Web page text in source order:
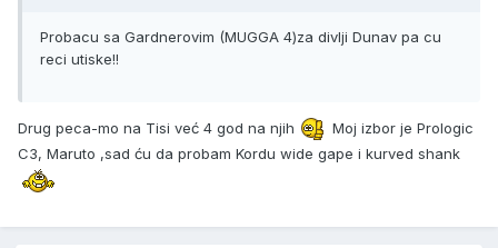
Probacu sa Gardnerovim (MUGGA 4)za divlji Dunav pa cu
reci utiske!!
Drug peca-mo na Tisi već 4 god na njih
Moj izbor je Prologic
C3, Maruto ,sad ću da probam Kordu wide gape i kurved shank